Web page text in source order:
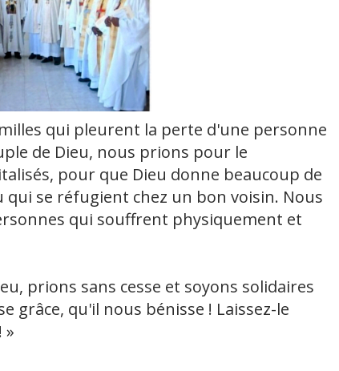
qui pleurent la perte d'une personne
de Dieu, nous prions pour le
pour que Dieu donne beaucoup de
qui se réfugient chez un bon voisin. Nous
qui souffrent physiquement et
prions sans cesse et soyons solidaires
grâce, qu'il nous bénisse ! Laissez-le
»